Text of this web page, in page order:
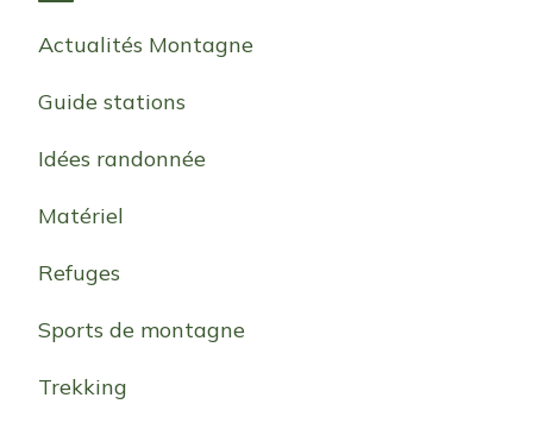
Actualités Montagne
Guide stations
Idées randonnée
Matériel
Refuges
Sports de montagne
Trekking